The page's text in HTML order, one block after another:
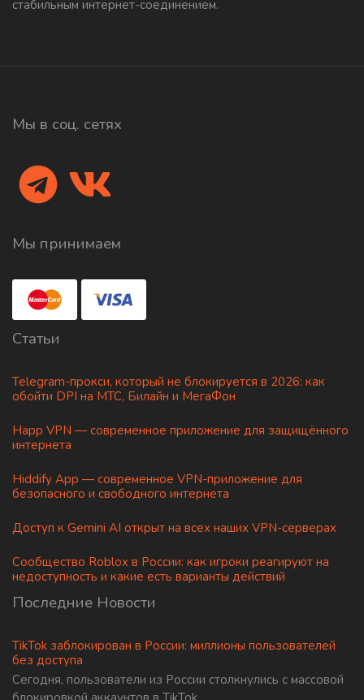
стабильным интернет-соединением.
Мы в соц. сетях
Мы принимаем
Статьи
Telegram-прокси, который не блокируется в 2026: как
обойти DPI на МТС, Билайн и МегаФон
Happ VPN — современное приложение для защищённого
интернета
Hiddify App — современное VPN-приложение для
безопасного и свободного интернета
Доступ к Gemini AI открыт на всех наших VPN-серверах
Сообщество Roblox в России: как игроки реагируют на
недоступность и какие есть варианты действий
Последние Новости
TikTok заблокирован в России: миллионы пользователей
без доступа
Сегодня, пользователи из России столкнулись с массовой